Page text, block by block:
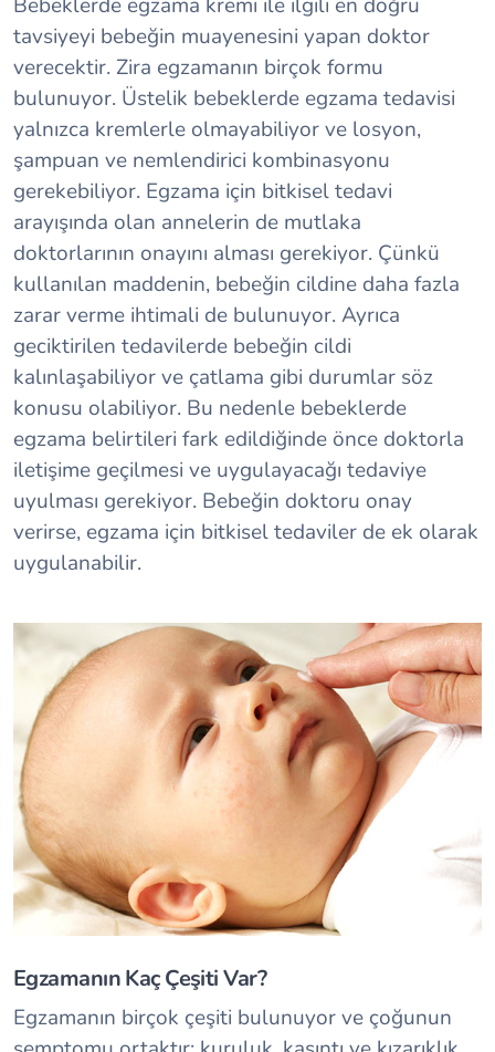
Bebeklerde egzama kremi ile ilgili en doğru
tavsiyeyi bebeğin muayenesini yapan doktor
verecektir. Zira egzamanın birçok formu
bulunuyor. Üstelik bebeklerde egzama tedavisi
yalnızca kremlerle olmayabiliyor ve losyon,
şampuan ve nemlendirici kombinasyonu
gerekebiliyor. Egzama için bitkisel tedavi
arayışında olan annelerin de mutlaka
doktorlarının onayını alması gerekiyor. Çünkü
kullanılan maddenin, bebeğin cildine daha fazla
zarar verme ihtimali de bulunuyor. Ayrıca
geciktirilen tedavilerde bebeğin cildi
kalınlaşabiliyor ve çatlama gibi durumlar söz
konusu olabiliyor. Bu nedenle bebeklerde
egzama belirtileri fark edildiğinde önce doktorla
iletişime geçilmesi ve uygulayacağı tedaviye
uyulması gerekiyor. Bebeğin doktoru onay
verirse, egzama için bitkisel tedaviler de ek olarak
uygulanabilir.
Egzamanın Kaç Çeşiti Var?
Egzamanın birçok çeşiti bulunuyor ve çoğunun